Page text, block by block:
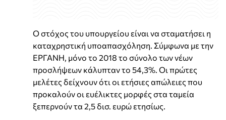
Ο στόχος του υπουργείου είναι να σταματήσει η
καταχρηστική υποαπασχόληση. Σύμφωνα με την
ΕΡΓΑΝΗ, μόνο το 2018 το σύνολο των νέων
προσλήψεων κάλυπταν το 54,3%. Οι πρώτες
μελέτες δείχνουν ότι οι ετήσιες απώλειες που
προκαλούν οι ευέλικτες μορφές στα ταμεία
ξεπερνούν τα 2,5 δισ. ευρώ ετησίως.